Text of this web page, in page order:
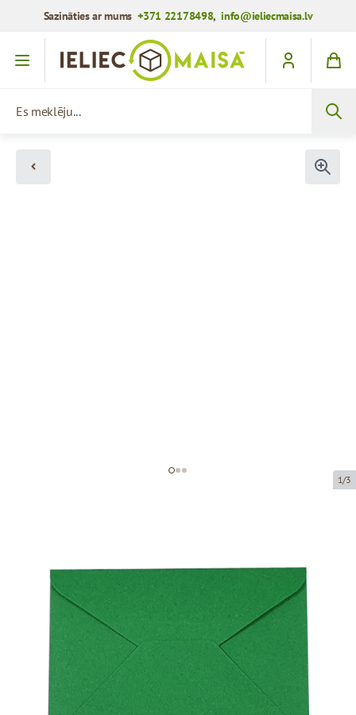
Sazināties ar mums+371 22178498,info@ieliecmaisa.lv
Iet uz saturu
1/3
Preces kods:AP03
Izmērs:110 x 80 mm
170 g/m2
Prece ir pieejama saņemšanai pakomātā.
Cena par 1 gab.